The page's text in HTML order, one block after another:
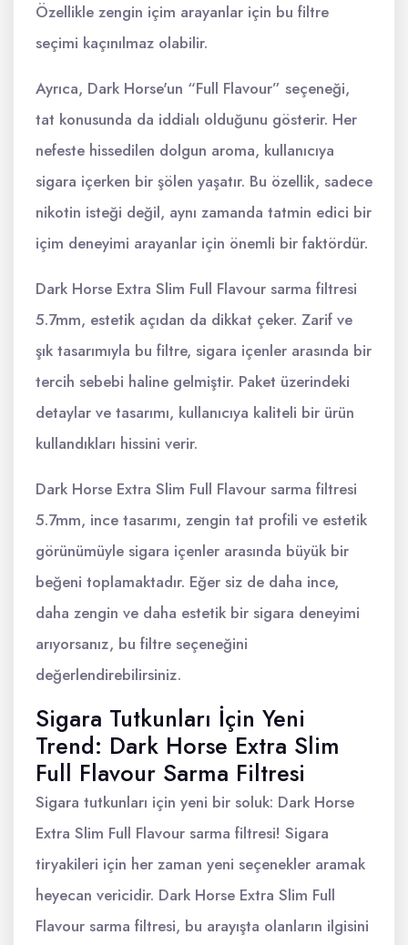
Özellikle zengin içim arayanlar için bu filtre
seçimi kaçınılmaz olabilir.
Ayrıca, Dark Horse'un “Full Flavour” seçeneği,
tat konusunda da iddialı olduğunu gösterir. Her
nefeste hissedilen dolgun aroma, kullanıcıya
sigara içerken bir şölen yaşatır. Bu özellik, sadece
nikotin isteği değil, aynı zamanda tatmin edici bir
içim deneyimi arayanlar için önemli bir faktördür.
Dark Horse Extra Slim Full Flavour sarma filtresi
5.7mm, estetik açıdan da dikkat çeker. Zarif ve
şık tasarımıyla bu filtre, sigara içenler arasında bir
tercih sebebi haline gelmiştir. Paket üzerindeki
detaylar ve tasarımı, kullanıcıya kaliteli bir ürün
kullandıkları hissini verir.
Dark Horse Extra Slim Full Flavour sarma filtresi
5.7mm, ince tasarımı, zengin tat profili ve estetik
görünümüyle sigara içenler arasında büyük bir
beğeni toplamaktadır. Eğer siz de daha ince,
daha zengin ve daha estetik bir sigara deneyimi
arıyorsanız, bu filtre seçeneğini
değerlendirebilirsiniz.
Sigara Tutkunları İçin Yeni
Trend: Dark Horse Extra Slim
Full Flavour Sarma Filtresi
Sigara tutkunları için yeni bir soluk: Dark Horse
Extra Slim Full Flavour sarma filtresi! Sigara
tiryakileri için her zaman yeni seçenekler aramak
heyecan vericidir. Dark Horse Extra Slim Full
Flavour sarma filtresi, bu arayışta olanların ilgisini